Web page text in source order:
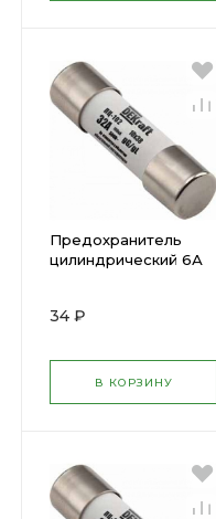
Предохранитель
цилиндрический 6А
34 ₽
В КОРЗИНУ